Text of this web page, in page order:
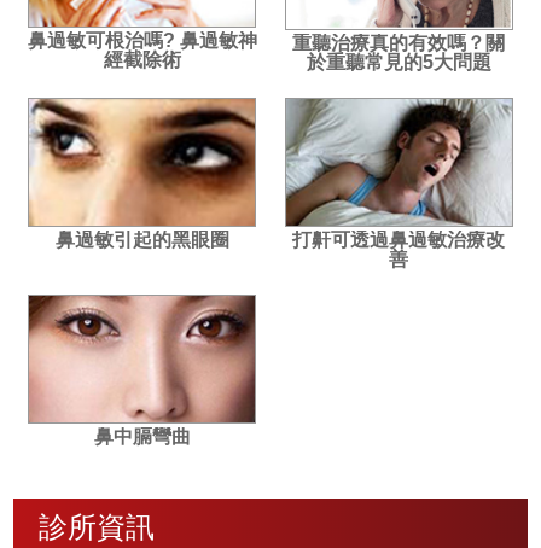
鼻過敏可根治嗎? 鼻過敏神
經截除術
重聽治療真的有效嗎？關
於重聽常見的5大問題
鼻過敏引起的黑眼圈
打鼾可透過鼻過敏治療改
善
鼻中膈彎曲
診所資訊